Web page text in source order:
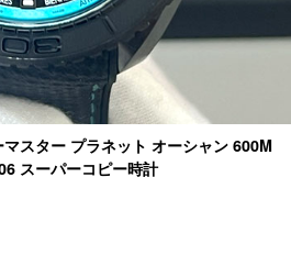
マスター プラネット オーシャン 600M
スーパーコピー時計